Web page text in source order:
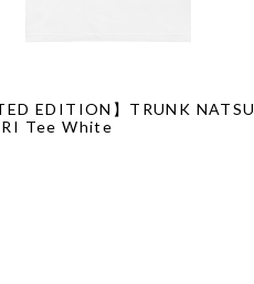
EDITION】TRUNK NATSU
Tee White